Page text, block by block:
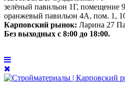
зелёный павильон 1Г, помещение
оранжевый павильон 4А, пом. 1,
Карповский рынок: Ларина 27
Без выходных с 8:00 до 18:00.